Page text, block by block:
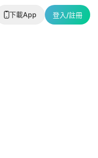
下載App 登入/註冊